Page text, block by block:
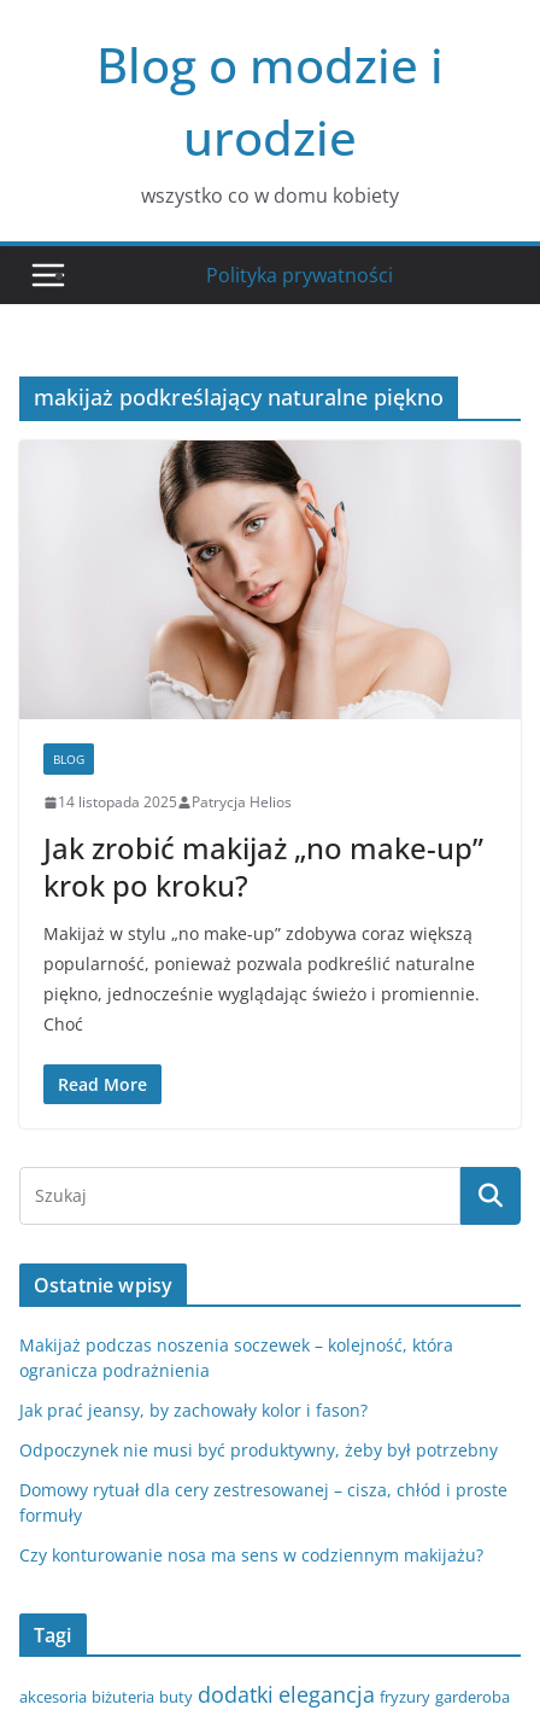
Blog o modzie i
urodzie
wszystko co w domu kobiety
Polityka prywatności
makijaż podkreślający naturalne piękno
BLOG
14 listopada 2025 Patrycja Helios
Jak zrobić makijaż „no make-up”
krok po kroku?
Makijaż w stylu „no make-up” zdobywa coraz większą
popularność, ponieważ pozwala podkreślić naturalne
piękno, jednocześnie wyglądając świeżo i promiennie.
Choć
Read More
Ostatnie wpisy
Makijaż podczas noszenia soczewek – kolejność, która
ogranicza podrażnienia
Jak prać jeansy, by zachowały kolor i fason?
Odpoczynek nie musi być produktywny, żeby był potrzebny
Domowy rytuał dla cery zestresowanej – cisza, chłód i proste
formuły
Czy konturowanie nosa ma sens w codziennym makijażu?
Tagi
akcesoria biżuteria buty dodatki elegancja fryzury garderoba